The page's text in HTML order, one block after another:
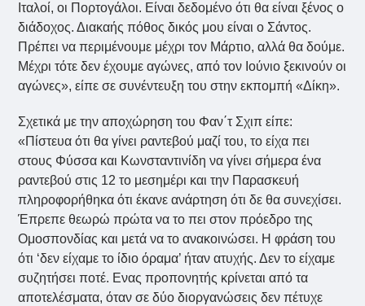
Ιταλοί, οι Πορτογάλοι. Είναι δεδομένο ότι θα είναι ξένος ο
διάδοχος. Διακαής πόθος δικός μου είναι ο Σάντος.
Πρέπει να περιμένουμε μέχρι τον Μάρτιο, αλλά θα δούμε.
Μέχρι τότε δεν έχουμε αγώνες, από τον Ιούνιο ξεκινούν οι
αγώνες», είπε σε συνέντευξη του στην εκπομπή «Δίκη».
Σχετικά με την αποχώρηση του Φαν΄τ Σχιπ είπε:
«Πίστευα ότι θα γίνει ραντεβού μαζί του, το είχα πει
στους Φύσσα και Κωνσταντινίδη να γίνει σήμερα ένα
ραντεβού στις 12 το μεσημέρι και την Παρασκευή
πληροφορήθηκα ότι έκανε ανάρτηση ότι δε θα συνεχίσει.
Έπρεπε θεωρώ πρώτα να το πει στον πρόεδρο της
Ομοσπονδίας και μετά να το ανακοινώσει. Η φράση του
ότι ‘δεν είχαμε το ίδιο όραμα’ ήταν ατυχής. Δεν το είχαμε
συζητήσει ποτέ. Ενας προπονητής κρίνεται από τα
αποτελέσματα, όταν σε δύο διοργανώσεις δεν πέτυχε